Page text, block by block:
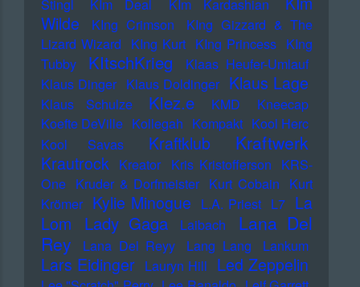
Stingl
KIm Deal KIm Kardashian
Wilde
KIng Crimson
KIng Gizzard & The
Lizard Wizard KIng Kurt KIng Princess KIng
Tubby
KItschKrieg
Klaas Heufer-Umlauf
Klaus Dinger Klaus Doldinger Klaus Lage
Klaus Schulze Klez.e KMD
Kneecap
Koefte DeVille Kollegah Kompakt Kool Herc
Kool Savas
Kraftklub Kraftwerk
Krautrock Kreator Kris Kristofferson KRS-
One Kruder & Dorfmeister Kurt Cobain Kurt
Krömer Kylie Minogue L.A. Priest L7 La
Lom
Lady Gaga Laibach
Lana Del
Rey
Lana Del Reyy Lang Lang Lankum
Lars Eidinger Lauryn Hill Led Zeppelin